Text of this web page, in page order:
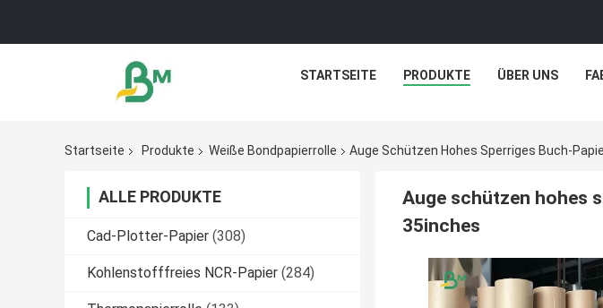
STARTSEITE PRODUKTE ÜBER UNS
Startseite Produkte Weiße Bondpapierrolle Auge Schützen Hohes Sperriges Buch-
ALLE PRODUKTE
Cad-Plotter-Papier (308)
Kohlenstofffreies NCR-Papier (284)
Auge schützen hohes
35inches